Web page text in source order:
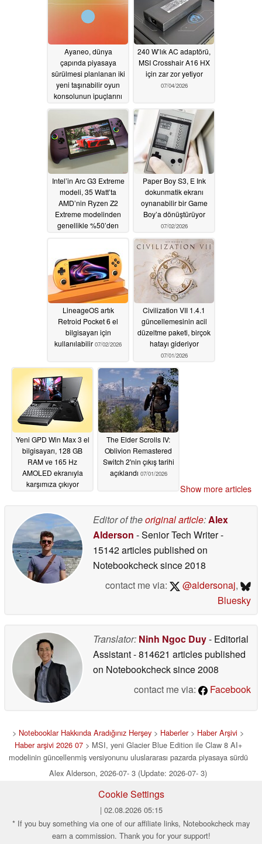
Ayaneo, dünya
çapında piyasaya
sürülmesi planlanan iki
yeni taşınabilir oyun
konsolunun ipuçlarını
07/04/2026
240 W’lık AC adaptörü,
MSI Crosshair A16 HX
için zar zor yetiyor
07/04/2026
Intel’in Arc G3 Extreme
modeli, 35 Watt’ta
AMD’nin Ryzen Z2
Extreme modelinden
genellikle %50’den
Paper Boy S3, E Ink
dokunmatik ekranı
oynanabilir bir Game
Boy’a dönüştürüyor
07/02/2026
LineageOS artık
Retroid Pocket 6 el
bilgisayarı için
kullanılabilir 07/02/2026
Civilization VII 1.4.1
güncellemesinin acil
düzeltme paketi, birçok
hatayı gideriyor
07/01/2026
Yeni GPD Win Max 3 el
bilgisayarı, 128 GB
RAM ve 165 Hz
AMOLED ekranıyla
karşımıza çıkıyor
The Elder Scrolls IV:
Oblivion Remastered
Switch 2'nin çıkış tarihi
açıklandı 07/01/2026
Show more articles
Editor of theoriginal article:Alex
Alderson - Senior Tech Writer-
15142 articles published on
Notebookchecksince 2018
contact me via:
@aldersonaj,
Bluesky
Translator: Ninh Ngoc Duy- Editorial
Assistant- 814621 articles published
on Notebookchecksince 2008
contact me via:
Facebook
> Notebooklar Hakkında Aradığınız Herşey > Haberler> Haber Arşivi >
Haber arşivi 2026 07> MSI, yeni Glacier Blue Edition ile Claw 8 AI+
modelinin güncellenmiş versiyonunu uluslararası pazarda piyasaya sürdü
Alex Alderson, 2026-07- 3 (Update: 2026-07- 3)
Cookie Settings
| 02.08.2026 05:15
* If you buy something via one of our affiliate links, Notebookcheck may
earn a commission. Thank you for your support!